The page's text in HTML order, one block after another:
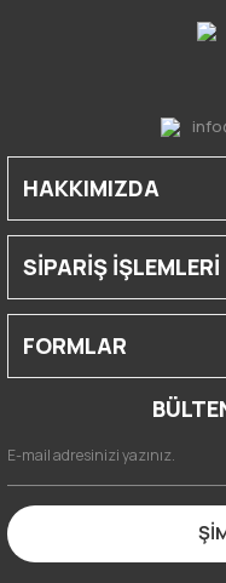
HAKKIMIZDA
SİPARİŞ İŞLEMLERİ
FORMLAR